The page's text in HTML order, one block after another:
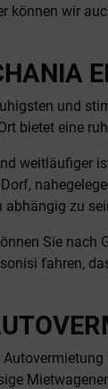
können wir
und
bietet eine
weitläufiger
abhängig zu
Sie nach
fahren,